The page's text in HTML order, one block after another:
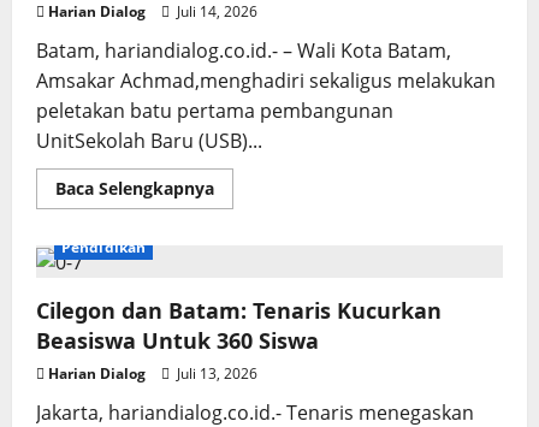
Harian Dialog Juli 14, 2026
Batam, hariandialog.co.id.- – Wali Kota Batam,
Amsakar Achmad,menghadiri sekaligus melakukan
peletakan batu pertama pembangunan
UnitSekolah Baru (USB)...
Baca SelengkapnyaRead
more
Walikota
Batam
Lakukan
Peletakan
Batu
Pendidikan
Cilegon dan Batam: Tenaris Kucurkan
Beasiswa Untuk 360 Siswa
Harian Dialog Juli 13, 2026
Jakarta, hariandialog.co.id.- Tenaris menegaskan